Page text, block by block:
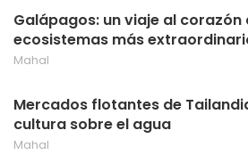
Galápagos: un viaje al corazón
ecosistemas más
Mahal
Mercados flotantes de
cultura sobre el agua
Mahal